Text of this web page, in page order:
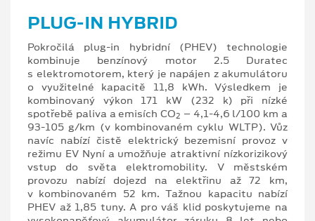
PLUG-IN HYBRID
Pokročilá plug-in hybridní (PHEV) technologie
kombinuje benzínový motor 2.5 Duratec
s elektromotorem, který je napájen z akumulátoru
o využitelné kapacitě 11,8 kWh. Výsledkem je
kombinovaný výkon 171 kW (232 k) při nízké
spotřebě paliva a emisích CO2 – 4,1-4,6 l/100 km a
93-105 g/km (v kombinovaném cyklu WLTP). Vůz
navíc nabízí čistě elektrický bezemisní provoz v
režimu EV Nyní a umožňuje atraktivní nízkorizikový
vstup do světa elektromobility. V městském
provozu nabízí dojezd na elektřinu až 72 km,
v kombinovaném 52 km. Tažnou kapacitu nabízí
PHEV až 1,85 tuny. A pro váš klid poskytujeme na